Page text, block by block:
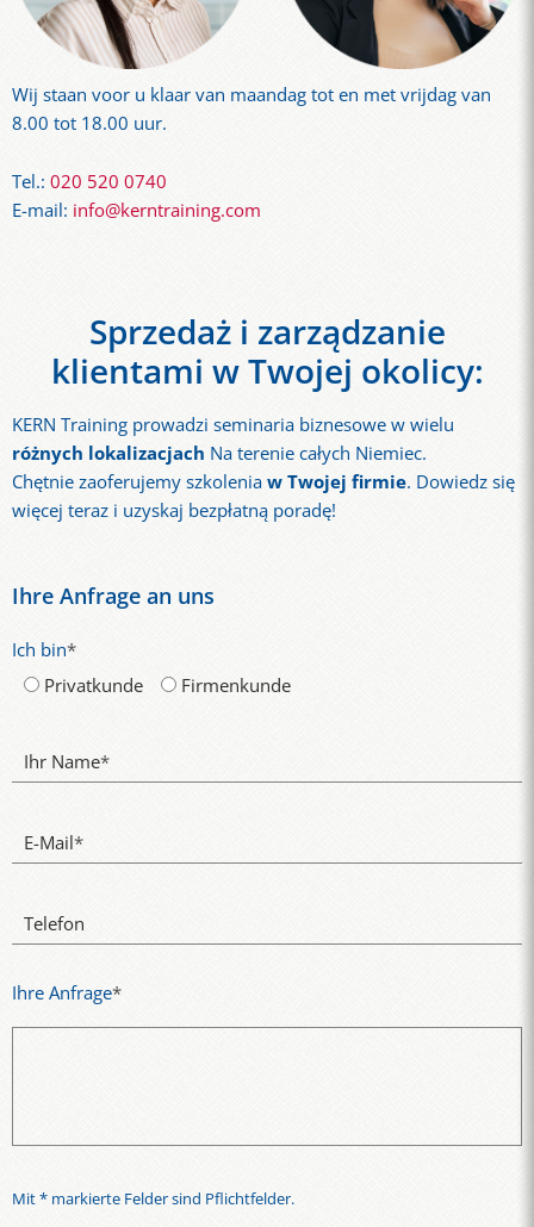
Wij staan ​​voor u klaar van maandag tot en met vrijdag van
8.00 tot 18.00 uur.
Tel.: 020 520 0740
E-mail: info@kerntraining.com
Sprzedaż i zarządzanie
klientami w Twojej okolicy:
KERN Training prowadzi seminaria biznesowe w wielu
różnych lokalizacjach Na terenie całych Niemiec.
Chętnie zaoferujemy szkoleniaw Twojej firmie. Dowiedz się
więcej teraz i uzyskaj bezpłatną poradę!
Ihre Anfrage an uns
Ich bin*
Privatkunde
Firmenkunde
Ihr Name*
E-Mail*
Telefon
Ihre Anfrage*
Mit * markierte Felder sind Pflichtfelder.